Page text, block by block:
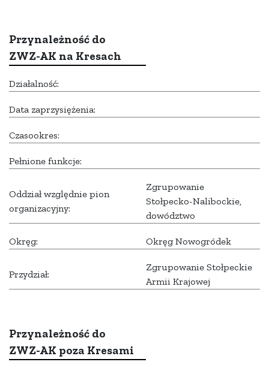
Przynależność do
ZWZ-AK na Kresach
Działalność:
Data zaprzysiężenia:
Czasookres:
Pełnione funkcje:
Oddział względnie pion
organizacyjny:
Zgrupowanie
Stołpecko-Nalibockie,
dowództwo
Okręg: Okręg Nowogródek
Przydział:
Zgrupowanie Stołpeckie
Armii Krajowej
Przynależność do
ZWZ-AK poza Kresami